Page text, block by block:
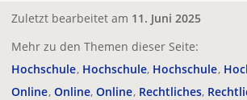
Zuletzt bearbeitet am 11. Juni 2025
Mehr zu den Themen dieser Seite:
Hochschule Hochschule Hochschule
Online Online Online Rechtliches